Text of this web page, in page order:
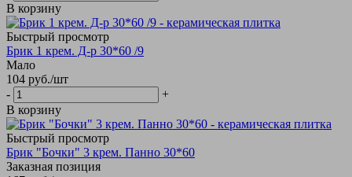
В корзину
Быстрый просмотр
Брик 1 крем. Д-р 30*60 /9
Мало
104 руб./шт
-
+
В корзину
Быстрый просмотр
Брик "Бочки" 3 крем. Панно 30*60
Заказная позиция